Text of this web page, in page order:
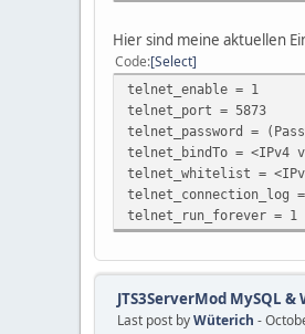
Hier sind meine aktuellen
Code Select
telnet_enable = 1
telnet_port = 5873
telnet_password =
telnet_bindTo = <IPv4
telnet_whitelist =
telnet_connection_log
telnet_run_forever = 1
JTS3ServerMod MySQL
Last post byWüterich -